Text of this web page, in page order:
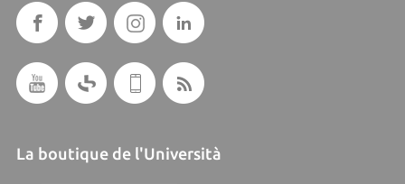
La boutique de l'Università